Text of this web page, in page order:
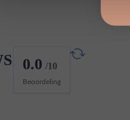
0.0 /10
Beoordeling